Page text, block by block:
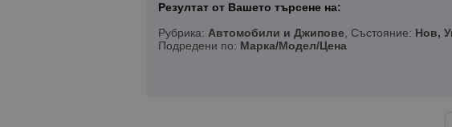
Резултат от Вашето търсене на:
Рубрика: Автомобили и Джипове, Състояние: Нов,
Подредени по: Марка/Модел/Цена